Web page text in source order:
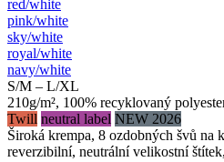
red/​white
pink/​white
sky/​white
royal/​white
navy/​white
S/M – L/XL
210g/m², 100% recyklovaný
Twill neutral label NEW 2026
Široká krempa, 8 ozdobných švů na
reverzibilní, neutrální velikostní